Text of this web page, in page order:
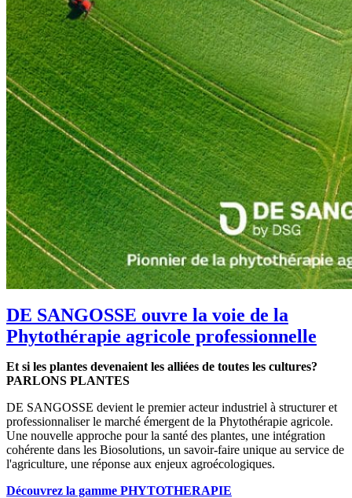
DE SANGOSSE ouvre la voie de la
Phytothérapie agricole professionnelle
Et si les plantes devenaient les alliées de toutes les cultures?
PARLONS PLANTES
DE SANGOSSE devient le premier acteur industriel à structurer et
professionnaliser le marché émergent de la Phytothérapie agricole.
Une nouvelle approche pour la santé des plantes, une intégration
cohérente dans les Biosolutions, un savoir-faire unique au service de
l'agriculture, une réponse aux enjeux agroécologiques.
Découvrez la gamme PHYTOTHERAPIE